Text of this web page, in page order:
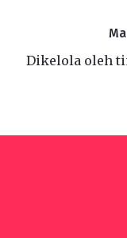
Dikelola oleh